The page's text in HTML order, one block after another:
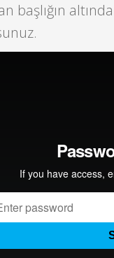
başlığın